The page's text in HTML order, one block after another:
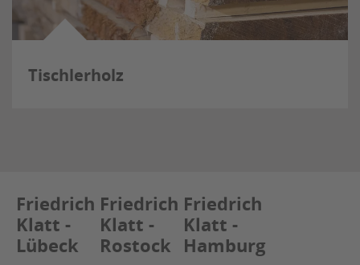
Tischlerholz
Friedrich
Klatt -
Lübeck
Friedrich
Klatt -
Rostock
Friedrich
Klatt -
Hamburg